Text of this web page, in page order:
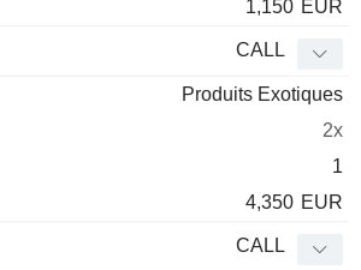
1,150 EUR
CALL
Produits Exotiques
2x
1
4,350 EUR
CALL